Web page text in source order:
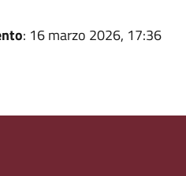
: 16 marzo 2026, 17:36